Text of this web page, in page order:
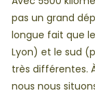
pas un grand
longue fait que
Lyon) et le sud
très différentes.
nous nous